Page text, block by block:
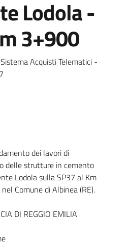
Lodola -
3+900
Acquisti Telematici -
dei lavori di
delle strutture in cemento
Lodola sulla SP37 al Km
Comune di Albinea (RE).
DI REGGIO EMILIA